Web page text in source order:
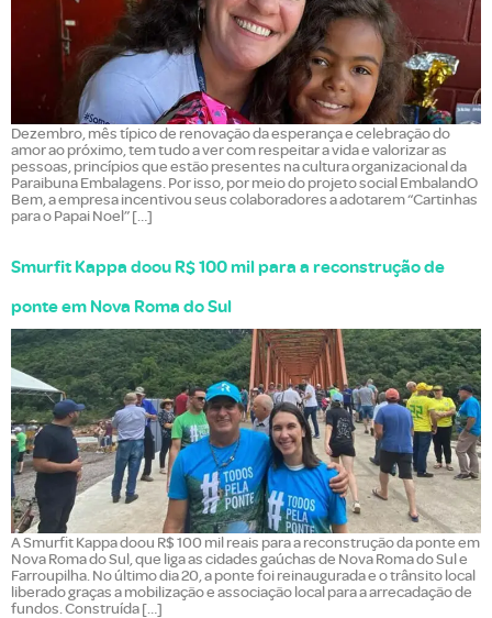
Dezembro, mês típico de renovação da esperança e celebração do
amor ao próximo, tem tudo a ver com respeitar a vida e valorizar as
pessoas, princípios que estão presentes na cultura organizacional da
Paraibuna Embalagens. Por isso, por meio do projeto social EmbalandO
Bem, a empresa incentivou seus colaboradores a adotarem “Cartinhas
para o Papai Noel” […]
Smurfit Kappa doou R$ 100 mil para a reconstrução de
ponte em Nova Roma do Sul
A Smurfit Kappa doou R$ 100 mil reais para a reconstrução da ponte em
Nova Roma do Sul, que liga as cidades gaúchas de Nova Roma do Sul e
Farroupilha. No último dia 20, a ponte foi reinaugurada e o trânsito local
liberado graças a mobilização e associação local para a arrecadação de
fundos. Construída […]